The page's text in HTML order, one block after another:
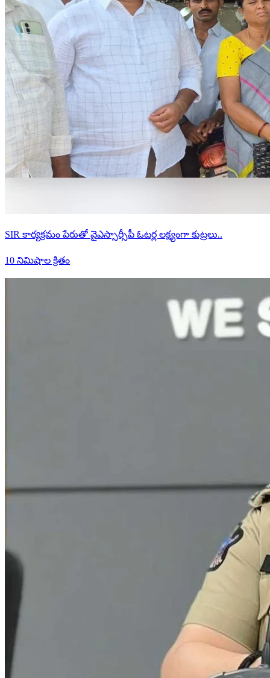
SIR కార్యక్రమం పేరుతో వైఎస్సార్సీపీ ఓటర్ల లక్ష్యంగా కుట్రలు..
10 నిమిషాల క్రితం